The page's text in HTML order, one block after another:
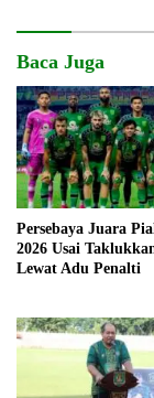
Baca Juga
Persebaya Juara
2026 Usai
Lewat Adu Penalti